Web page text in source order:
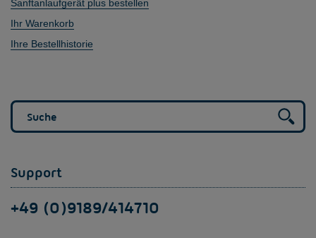
Sanftanlaufgerät plus bestellen
Ihr Warenkorb
Ihre Bestellhistorie
Support
+49 (0)9189/414710